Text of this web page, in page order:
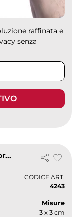
raffinata e
senza
Nopek Pulisci Schermo Microfibra 3x3cm Adesivo, Colorato e Minimal
CODICE ART.
4243
Misure
3 x 3 cm